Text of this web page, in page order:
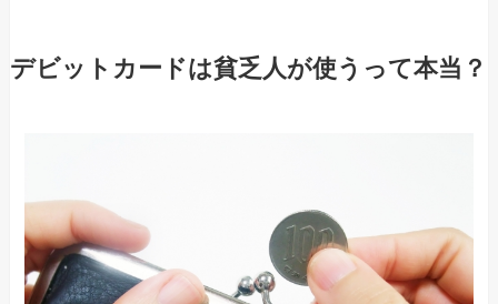
デビットカードは貧乏人が使うって本当？